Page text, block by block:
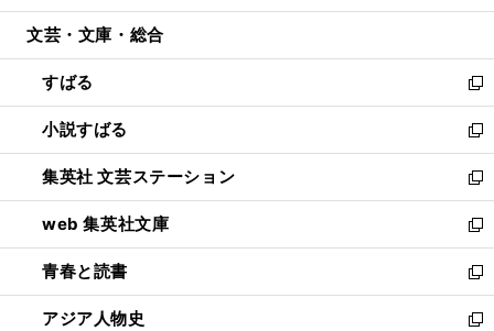
開
ウ
開
く
ン
ウ
で
開
く
ウ
ン
ド
ウ
で
開
く
文芸・文庫・総合
すばる
新
し
い
ウ
ィ
ン
ド
ウ
で
開
く
小説すばる
新
し
い
ウ
ィ
ン
ド
ウ
で
集英社 文芸ステーション
新
し
い
ウ
ィ
ン
ド
web 集英社文庫
新
し
い
ウ
ィ
青春と読書
新
し
い
アジア人物史
新